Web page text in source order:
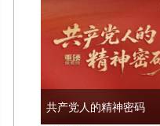
共产党人的精神密码